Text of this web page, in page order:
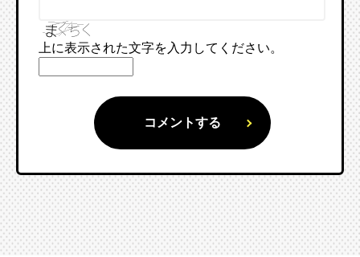
上に表示された文字を入力してください。